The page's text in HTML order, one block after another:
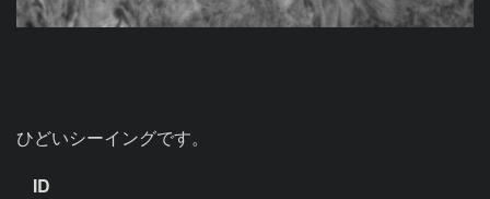
ひどいシーイングです。
ID